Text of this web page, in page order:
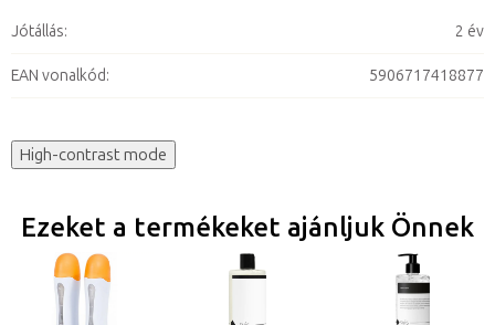
Jótállás: 2 év
EAN vonalkód: 5906717418877
High-contrast mode
Ezeket a termékeket ajánljuk Önnek